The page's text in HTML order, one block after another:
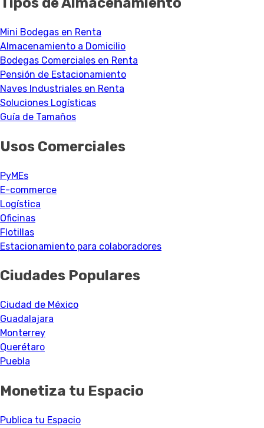
Mini Bodegas en Renta
Almacenamiento a Domicilio
Bodegas Comerciales en Renta
Pensión de Estacionamiento
Naves Industriales en Renta
Soluciones Logísticas
Guía de Tamaños
Usos Comerciales
PyMEs
E-commerce
Logística
Oficinas
Flotillas
Estacionamiento para colaboradores
Ciudades Populares
Ciudad de México
Guadalajara
Monterrey
Querétaro
Puebla
Monetiza tu Espacio
Publica tu Espacio